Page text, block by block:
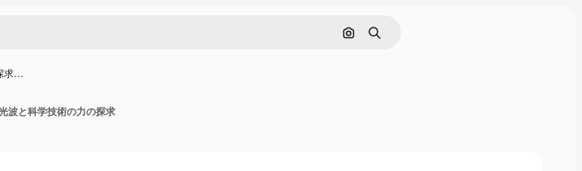
画像で検索
検索
求…
波と科学技術の力の探求